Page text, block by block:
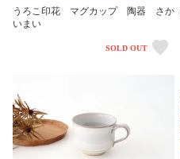
うろこ印花 マグカップ 陶器 さか
いまい
SOLD OUT